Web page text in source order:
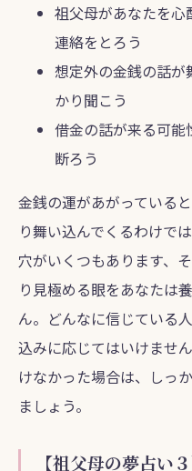
祖父母があなたを心
連絡をとろう
想定外の金銭の話が
かり聞こう
借金の話が来る可能
断ろう
金銭の運があがっている
り舞い込んでくるわけで
穴がいくつもあります、
り見極める眼をあなたは
ん。どんなに信じている
込みに応じてはいけませ
けなかった場合は、しっ
ましょう。
【祖父母の夢占い